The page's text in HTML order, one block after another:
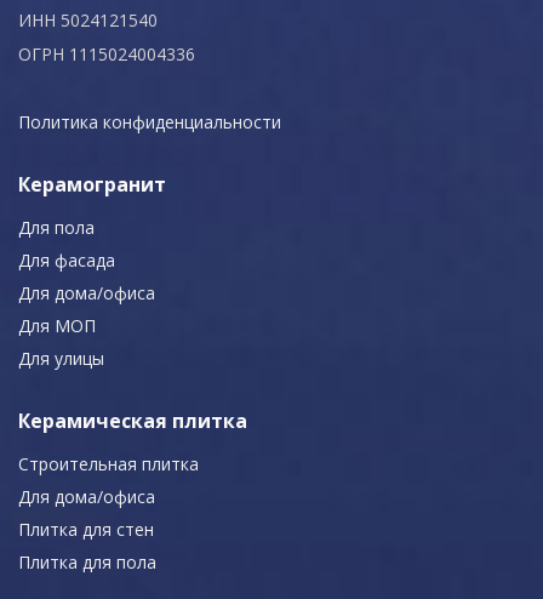
ИНН 5024121540
ОГРН 1115024004336
Политика конфиденциальности
Керамогранит
Для пола
Для фасада
Для дома/офиса
Для МОП
Для улицы
Керамическая плитка
Строительная плитка
Для дома/офиса
Плитка для стен
Плитка для пола